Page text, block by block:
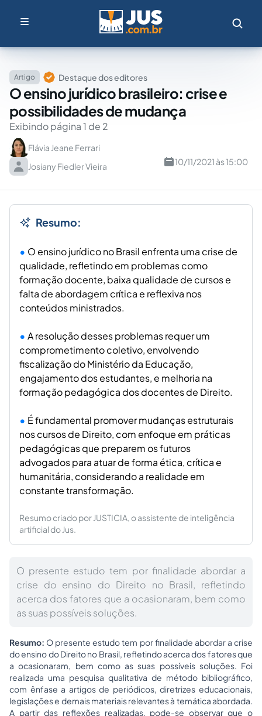
Artigo Destaque dos editores
O ensino jurídico brasileiro: crise e
possibilidades de mudança
Exibindo página 1 de 2
Flávia Jeane Ferrari
Josiany Fiedler Vieira
10/11/2021 às 15:00
Resumo:
O ensino jurídico no Brasil enfrenta uma crise de
qualidade, refletindo em problemas como
formação docente, baixa qualidade de cursos e
falta de abordagem crítica e reflexiva nos
conteúdos ministrados.
A resolução desses problemas requer um
comprometimento coletivo, envolvendo
fiscalização do Ministério da Educação,
engajamento dos estudantes, e melhoria na
formação pedagógica dos docentes de Direito.
É fundamental promover mudanças estruturais
nos cursos de Direito, com enfoque em práticas
pedagógicas que preparem os futuros
advogados para atuar de forma ética, crítica e
humanitária, considerando a realidade em
constante transformação.
Resumo criado por JUSTICIA, o assistente de inteligência
artificial do Jus.
O presente estudo tem por finalidade abordar a
crise do ensino do Direito no Brasil, refletindo
acerca dos fatores que a ocasionaram, bem como
as suas possíveis soluções.
Resumo: O presente estudo tem por finalidade abordar a crise
do ensino do Direito no Brasil, refletindo acerca dos fatores que
a ocasionaram, bem como as suas possíveis soluções. Foi
realizada uma pesquisa qualitativa de método bibliográfico,
com ênfase a artigos de periódicos, diretrizes educacionais,
legislações e demais materiais relevantes à temática abordada.
A partir das reflexões realizadas, pode-se observar que o